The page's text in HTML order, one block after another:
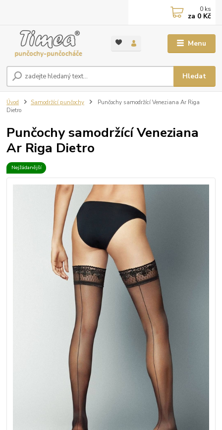
Menu
Hledat
0 ks
za 0 Kč
Úvod Samodržící punčochy
Punčochy samodržící Veneziana Ar Riga
Dietro
Punčochy samodržící Veneziana
Ar Riga Dietro
Nejžádanější